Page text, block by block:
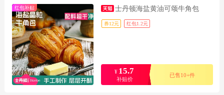
红包补贴 士丹顿海盐黄油可颂牛角包
券12元 红包1.2元
¥ 15.7
补贴价
已售10+件